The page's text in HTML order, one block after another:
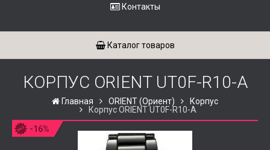
Контакты
Каталог товаров
КОРПУС ORIENT UT0F-R10-A
Главная ORIENT (Ориент)
Корпус
Корпус ORIENT UT0F-R10-A
-16%